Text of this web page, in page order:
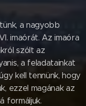
a nagyobb
imaórát. Az imaóra
szólt az
a feladatainkat
kell tennünk, hogy
ezzel magának az
formáljuk.